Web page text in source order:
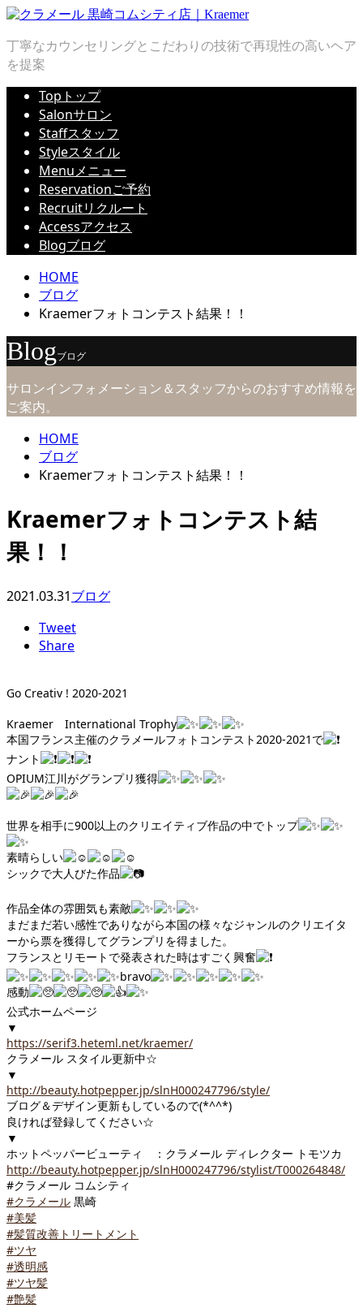
丁寧なカウンセリングとこだわりの技術で再現性の高いヘア
を提案
Top トップ
Salonサロン
Staffスタッフ
Styleスタイル
Menuメニュー
Reservationご予約
Recruitリクルート
Accessアクセス
Blogブログ
HOME
ブログ
Kraemerフォトコンテスト結果！！
Blogブログ
サロンインフォメーション＆スタッフからのおすすめ情報を
ご案内。
HOME
ブログ
Kraemerフォトコンテスト結果！！
Kraemerフォトコンテスト結
果！！
2021.03.31ブログ
Tweet
Share
Go Creativ ! 2020-2021
Kraemer International Trophy
本国フランス主催のクラメールフォトコンテスト2020-2021で
ナント
OPIUM江川がグランプリ獲得
世界を相手に900以上のクリエイティブ作品の中でトップ
素晴らしい
シックで大人びた作品
作品全体の雰囲気も素敵
まだまだ若い感性でありながら本国の様々なジャンルのクリエイタ
ーから票を獲得してグランプリを得ました。
フランスとリモートで発表された時はすごく興奮
bravo
感動
公式ホームページ
▼
https://serif3.heteml.net/kraemer/
クラメール スタイル更新中☆
▼
http://beauty.hotpepper.jp/slnH000247796/style/
ブログ＆デザイン更新もしているので(*^^*)
良ければ登録してください☆
▼
ホットペッパービューティ ：クラメール ディレクター トモツカ
http://beauty.hotpepper.jp/slnH000247796/stylist/T000264848/
#クラメール コムシティ
#クラメール 黒崎
#美髪
#髪質改善トリートメント
#ツヤ
#透明感
#ツヤ髪
#艶髪